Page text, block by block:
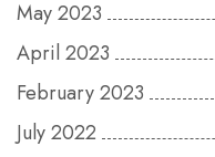
May 2023
April 2023
February 2023
July 2022